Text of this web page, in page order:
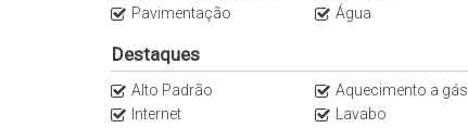
Pavimentação
Água
Destaques
Alto Padrão Aquecimento a gás
Internet
Lavabo